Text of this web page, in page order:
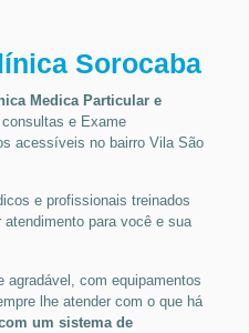
Sorocaba
Medica Particular e
e Exame
acessíveis no bairro Vila São
e profissionais treinados
para você e sua
agradável, com equipamentos
lhe atender com o que há
um sistema de